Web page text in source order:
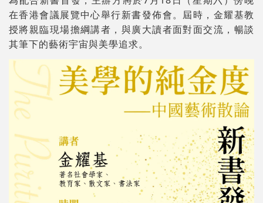
在香港會議展覽中心舉行新書發佈會。屆時，金耀基教
授將親臨現場擔綱講者，與廣大讀者面對面交流，暢談
其筆下的藝術宇宙與美學追求。